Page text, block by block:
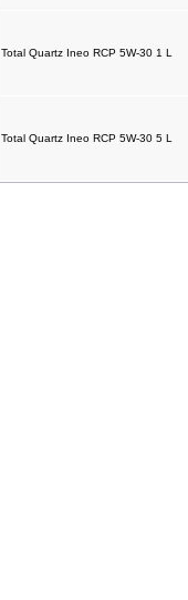
Total Quartz Ineo RCP 5W-30 1 L
Total Quartz Ineo RCP 5W-30 5 L